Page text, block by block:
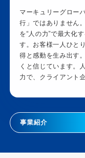
マーキュリーグロー
行」ではありません
を“人の力”で最大化
す。お客様一人ひと
得と感動を生み出す
くと信じています。
力で、クライアント
事業紹介